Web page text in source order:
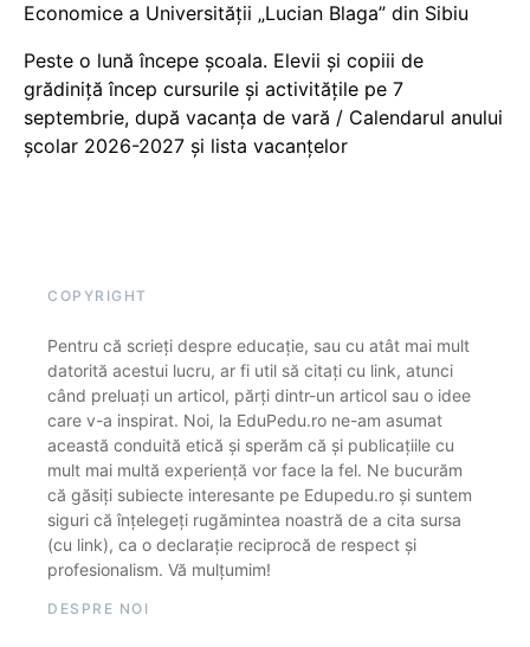
Economice a Universității „Lucian Blaga” din Sibiu
Peste o lună începe școala. Elevii și copiii de
grădiniță încep cursurile și activitățile pe 7
septembrie, după vacanța de vară / Calendarul anului
școlar 2026-2027 și lista vacanțelor
COPYRIGHT
Pentru că scrieți despre educație, sau cu atât mai mult
datorită acestui lucru, ar fi util să citați cu link, atunci
când preluați un articol, părți dintr-un articol sau o idee
care v-a inspirat. Noi, la EduPedu.ro ne-am asumat
această conduită etică și sperăm că și publicațiile cu
mult mai multă experiență vor face la fel. Ne bucurăm
că găsiți subiecte interesante pe Edupedu.ro și suntem
siguri că înțelegeți rugămintea noastră de a cita sursa
(cu link), ca o declarație reciprocă de respect și
profesionalism. Vă mulțumim!
DESPRE NOI